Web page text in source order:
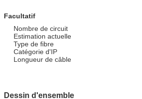
Facultatif
Nombre de circuit
Estimation actuelle
Type de fibre
Catégorie d'IP
Longueur de câble
Dessin d'ensemble